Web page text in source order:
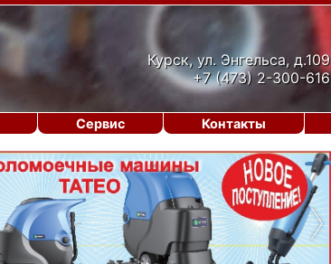
Курск, ул. Энгельса, д.109
+7 (473) 2-300-616
›
Сервис Контакты